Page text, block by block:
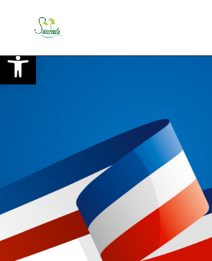
Ouvrir la barre d’outils